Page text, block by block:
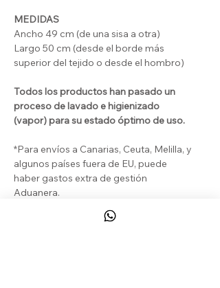
MEDIDAS
Ancho 49 cm (de una sisa a otra)
Largo 50 cm (desde el borde más
superior del tejido o desde el hombro)
Todos los productos han pasado un
proceso de lavado e higienizado
(vapor) para su estado óptimo de uso.
*Para envíos a Canarias, Ceuta, Melilla, y
algunos países fuera de EU, puede
haber gastos extra de gestión
Aduanera.